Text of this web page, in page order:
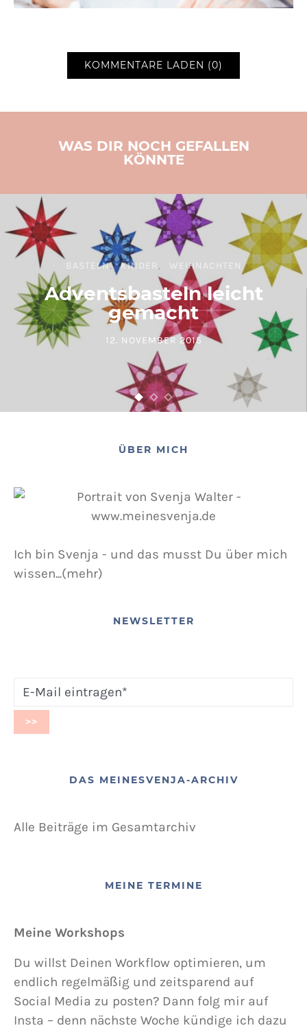
KOMMENTARE LADEN (0)
WAS DIR NOCH GEFALLEN
KÖNNTE
BASTELN KINDER WEIHNACHTEN
Adventsbasteln leicht
gemacht
POSTED ON
12. NOVEMBER 2015
ÜBER MICH
Ich bin Svenja - und das musst Du über mich
wissen...(mehr)
NEWSLETTER
DAS MEINESVENJA-ARCHIV
Alle Beiträge im Gesamtarchiv
MEINE TERMINE
Meine Workshops
Du willst Deinen Workflow optimieren, um
endlich regelmäßig und zeitsparend auf
Social Media zu posten? Dann folg mir auf
Insta – denn nächste Woche kündige ich dazu